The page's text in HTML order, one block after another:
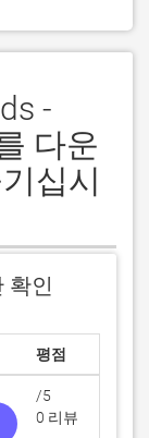
-
다운
십시
확인
평점
/5
0 리뷰